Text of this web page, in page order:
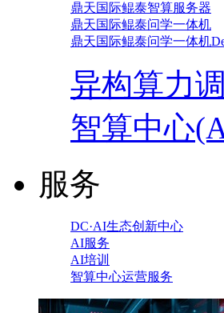
鼎天国际鲲泰智算服务器
鼎天国际鲲泰问学一体机
鼎天国际鲲泰问学一体机
异构算力
智算中心
服务
DC·AI生态创新中心
AI服务
AI培训
智算中心运营服务